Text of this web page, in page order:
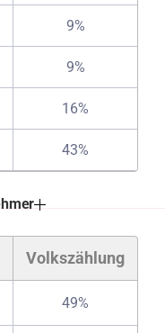
9%
9%
16%
43%
Volkszählung
49%